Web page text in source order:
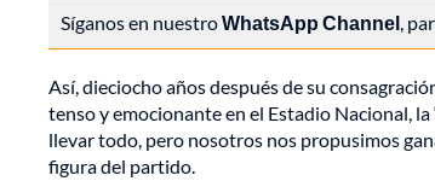
Síganos en nuestroWhatsApp Channel,
Así, dieciocho años después de su
tenso y emocionante en el Estadio Nacional, la
llevar todo, pero nosotros nos propusimos
figura del partido.